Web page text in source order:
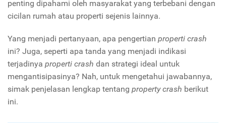
penting dipahami oleh masyarakat yang terbebani dengan
cicilan rumah atau properti sejenis lainnya.
Yang menjadi pertanyaan, apa pengertian properti crash
ini? Juga, seperti apa tanda yang menjadi indikasi
terjadinya properti crash dan strategi ideal untuk
mengantisipasinya? Nah, untuk mengetahui jawabannya,
simak penjelasan lengkap tentang property crash berikut
ini.